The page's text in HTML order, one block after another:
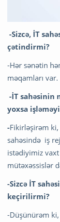
-Sizcə, İT
çətindirmi?
-Hər sənətin
məqamları
-İT sahəsinin
yoxsa
-Fikirləşirəm
sahəsində iş
istədiyimiz
mütəxəssislər
-Sizcə İT
keçirilirmi?
-Düşünürəm